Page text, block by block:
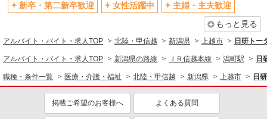
新卒・第二新卒歓迎
女性活躍中
主婦・主夫歓迎
もっと見る
アルバイト・バイト・求人TOP 北陸・甲信越 新潟県 上越市 日研トー
アルバイト・バイト・求人TOP 新潟県の路線 ＪＲ信越本線 潟町駅 日
職種・条件一覧 医療・介護・福祉 北陸・甲信越 新潟県 上越市 日
掲載ご希望のお客様へ よくある質問